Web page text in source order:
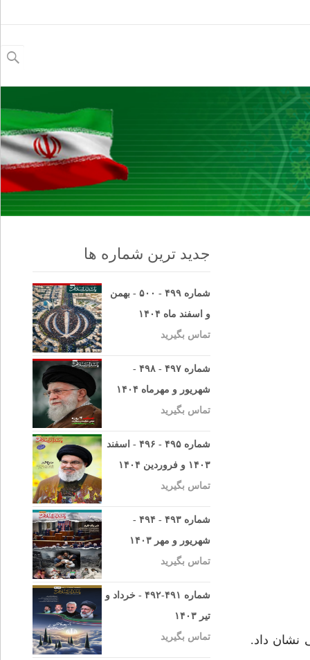
برای:
نشان داد.
جدید ترین شماره ها
شماره ۴۹۹ - ۵۰۰ - بهمن
و اسفند ماه ۱۴۰۴
تماس بگیرید
شماره ۴۹۷ - ۴۹۸ -
شهریور و مهرماه ۱۴۰۴
تماس بگیرید
شماره ۴۹۵ - ۴۹۶ - اسفند
۱۴۰۳ و فروردین ۱۴۰۴
تماس بگیرید
شماره ۴۹۳ - ۴۹۴ -
شهریور و مهر ۱۴۰۳
تماس بگیرید
شماره ۴۹۱-۴۹۲ - خرداد و
تیر ۱۴۰۳
تماس بگیرید